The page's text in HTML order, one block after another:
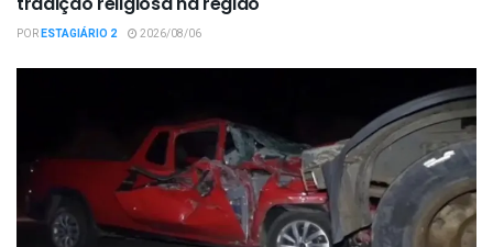
PORESTAGIÁRIO 2 2026/08/06